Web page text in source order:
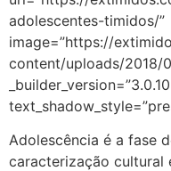
adolescentes-timidos/”
image=”https://
content/uploads/2018/
Adolescência é a fase
caracterização cultural